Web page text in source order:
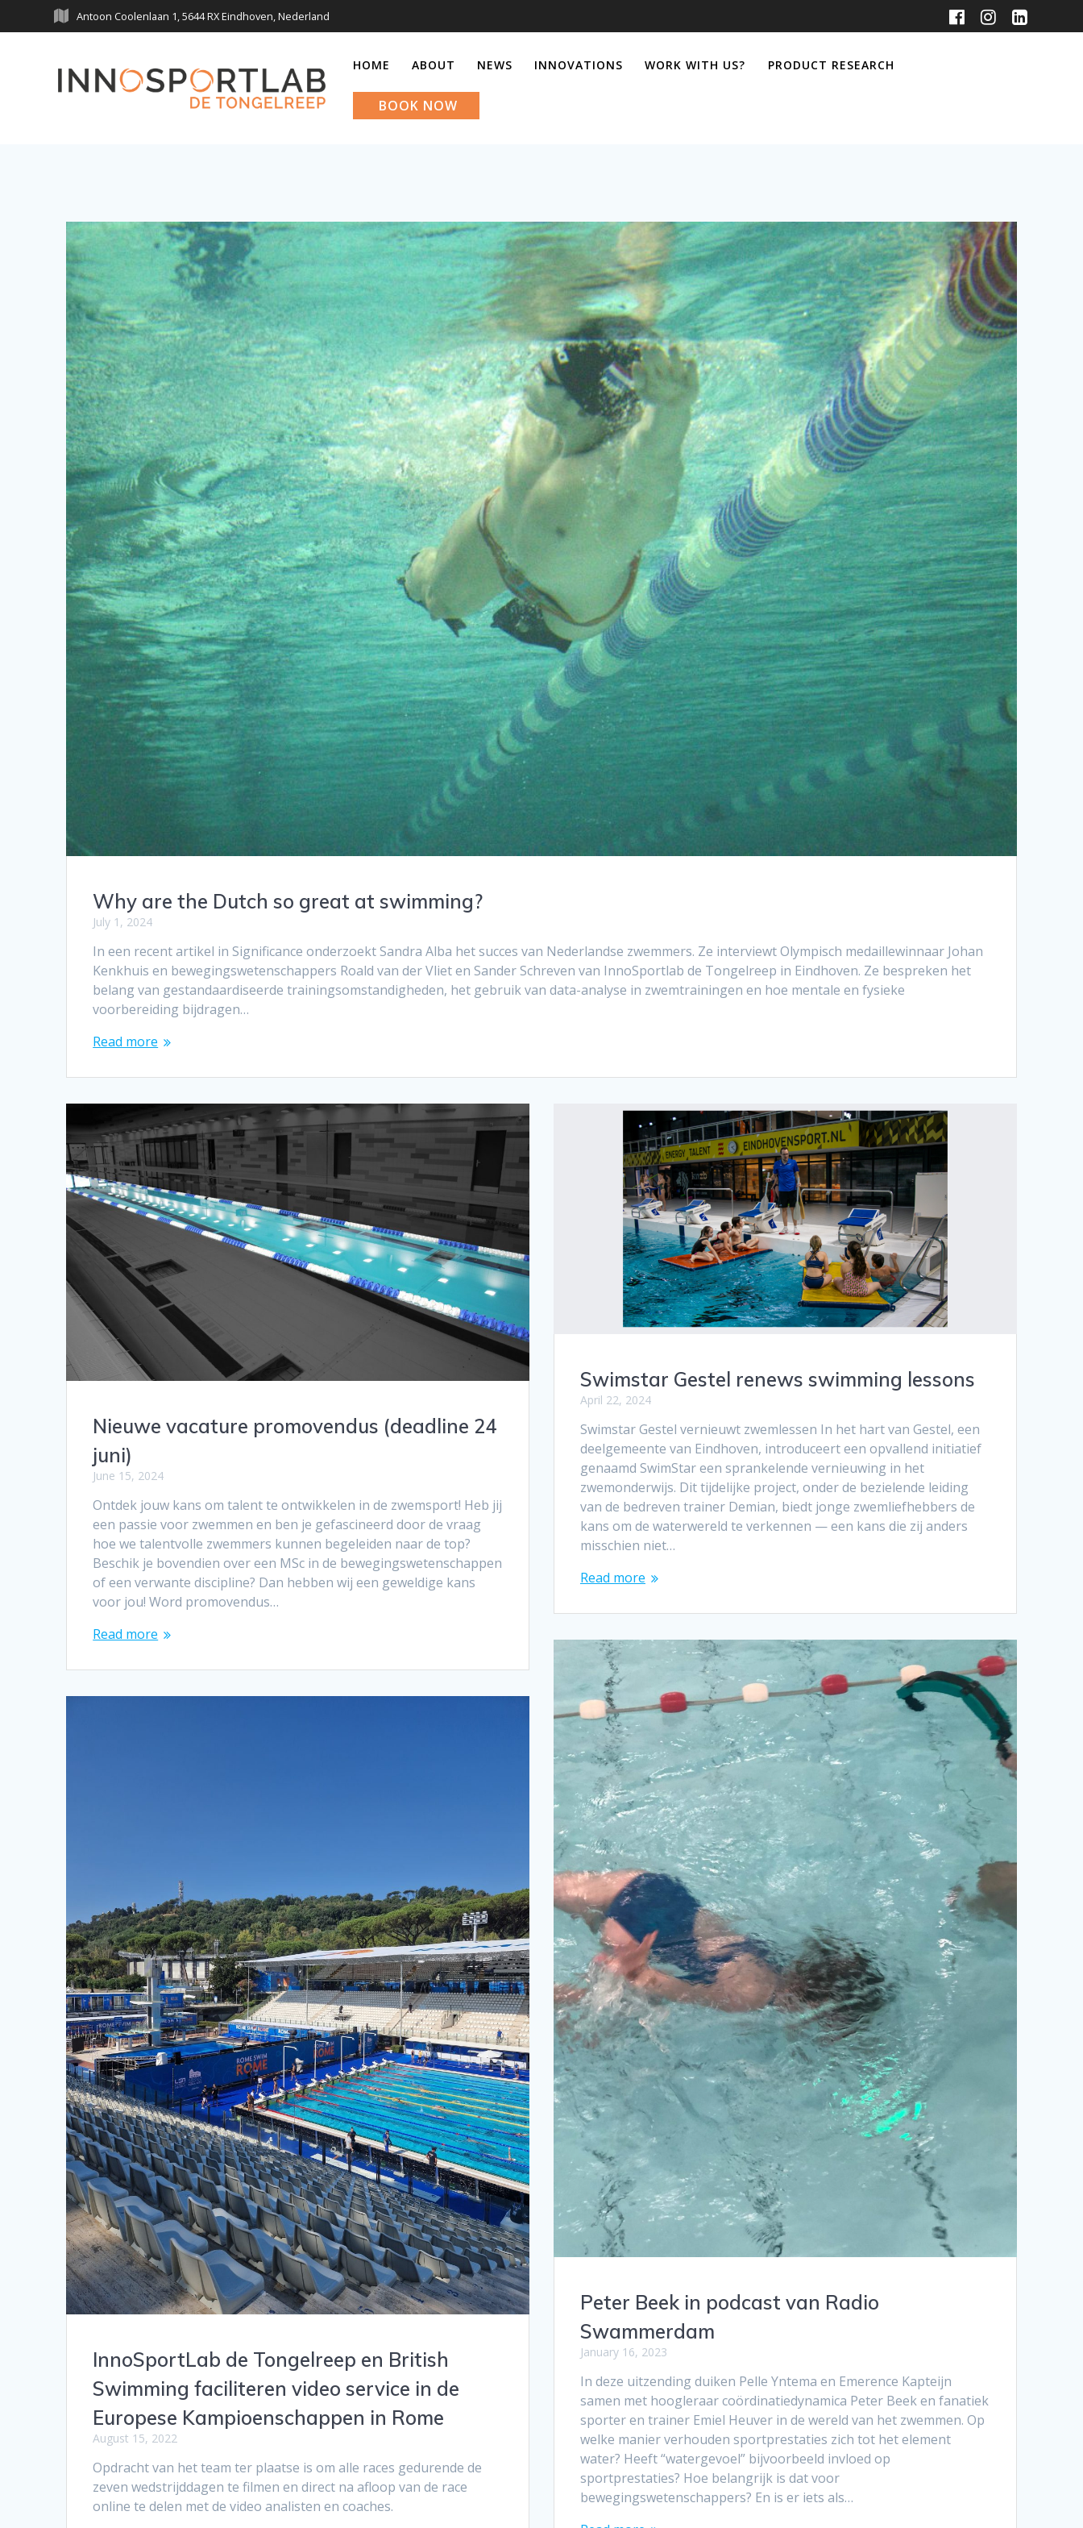
to
Antoon Coolenlaan 1, 5644 RX Eindhoven, Nederland
HOME ABOUT NEWS INNOVATIONS WORK WITH US? PRODUCT RESEARCH
BOOK NOW
Why are the Dutch so great at swimming?
July 1, 2024
In een recent artikel in Significance onderzoekt Sandra Alba het succes van Nederlandse zwemmers. Ze interviewt Olympisch medaillewinnaar Johan
Kenkhuis en bewegingswetenschappers Roald van der Vliet en Sander Schreven van InnoSportlab de Tongelreep in Eindhoven. Ze bespreken het
belang van gestandaardiseerde trainingsomstandigheden, het gebruik van data-analyse in zwemtrainingen en hoe mentale en fysieke
voorbereiding bijdragen…
Read more
Nieuwe vacature promovendus (deadline 24
juni)
June 15, 2024
Ontdek jouw kans om talent te ontwikkelen in de zwemsport! Heb jij
een passie voor zwemmen en ben je gefascineerd door de vraag
hoe we talentvolle zwemmers kunnen begeleiden naar de top?
Beschik je bovendien over een MSc in de bewegingswetenschappen
of een verwante discipline? Dan hebben wij een geweldige kans
voor jou! Word promovendus…
Read more
Swimstar Gestel renews swimming lessons
April 22, 2024
Swimstar Gestel vernieuwt zwemlessen In het hart van Gestel, een
deelgemeente van Eindhoven, introduceert een opvallend initiatief
genaamd SwimStar een sprankelende vernieuwing in het
zwemonderwijs. Dit tijdelijke project, onder de bezielende leiding
van de bedreven trainer Demian, biedt jonge zwemliefhebbers de
kans om de waterwereld te verkennen — een kans die zij anders
misschien niet…
Read more
Peter Beek in podcast van Radio
Swammerdam
January 16, 2023
In deze uitzending duiken Pelle Yntema en Emerence Kapteijn
samen met hoogleraar coördinatiedynamica Peter Beek en fanatiek
sporter en trainer Emiel Heuver in de wereld van het zwemmen. Op
welke manier verhouden sportprestaties zich tot het element
water? Heeft “watergevoel” bijvoorbeeld invloed op
sportprestaties? Hoe belangrijk is dat voor
bewegingswetenschappers? En is er iets als…
InnoSportLab de Tongelreep en British
Swimming faciliteren video service in de
Europese Kampioenschappen in Rome
August 15, 2022
Opdracht van het team ter plaatse is om alle races gedurende de
zeven wedstrijddagen te filmen en direct na afloop van de race
online te delen met de video analisten en coaches.